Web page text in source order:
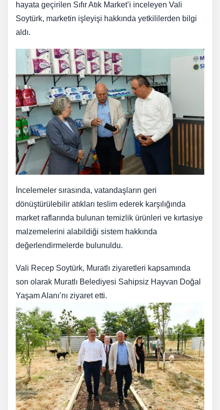
hayata geçirilen Sıfır Atık Market’i inceleyen Vali
Soytürk, marketin işleyişi hakkında yetkililerden bilgi
aldı.
İncelemeler sırasında, vatandaşların geri
dönüştürülebilir atıkları teslim ederek karşılığında
market raflarında bulunan temizlik ürünleri ve kırtasiye
malzemelerini alabildiği sistem hakkında
değerlendirmelerde bulunuldu.
Vali Recep Soytürk, Muratlı ziyaretleri kapsamında
son olarak Muratlı Belediyesi Sahipsiz Hayvan Doğal
Yaşam Alanı’nı ziyaret etti.